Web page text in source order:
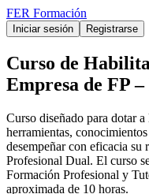
FER Formación
Iniciar sesión Registrarse
Curso de
Empresa de FP
Curso diseñado para dotar
herramientas,
desempeñar con eficacia
Profesional Dual. El curso
Formación Profesional y
aproximada de 10 horas.